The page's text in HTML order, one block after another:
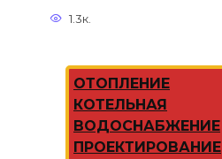
1.3к.
ОТОПЛЕНИЕ
КОТЕЛЬНАЯ
ВОДОСНАБЖЕНИЕ
ПРОЕКТИРОВАНИЕ